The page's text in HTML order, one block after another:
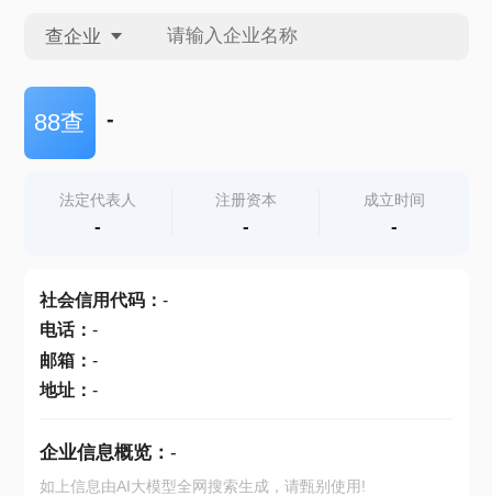
查企业
查企业
查产地
88查 -
法定代表人
-
注册资本
-
成立时间
-
社会信用代码： -
电话： -
邮箱： -
地址： -
企业信息概览： -
如上信息由AI大模型全网搜索生成，请甄别使用!